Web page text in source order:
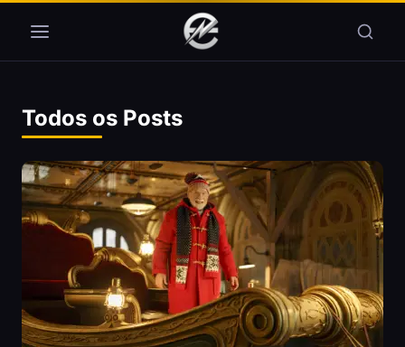
Todos os Posts